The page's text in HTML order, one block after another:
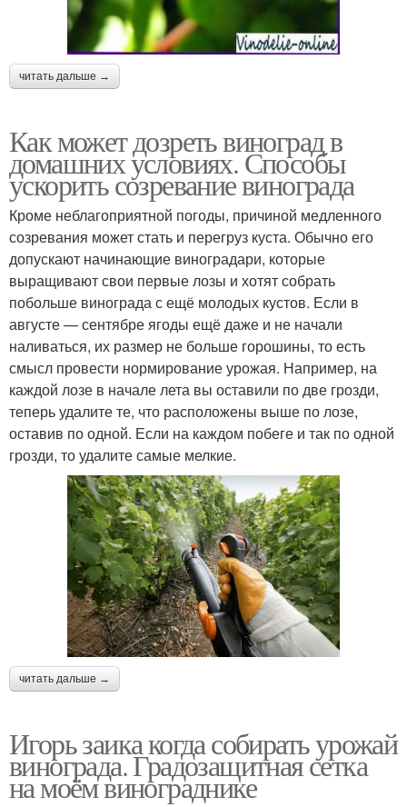
читать дальше →
Как может дозреть виноград в
домашних условиях. Способы
ускорить созревание винограда
Кроме неблагоприятной погоды, причиной медленного
созревания может стать и перегруз куста. Обычно его
допускают начинающие виноградари, которые
выращивают свои первые лозы и хотят собрать
побольше винограда с ещё молодых кустов. Если в
августе — сентябре ягоды ещё даже и не начали
наливаться, их размер не больше горошины, то есть
смысл провести нормирование урожая. Например, на
каждой лозе в начале лета вы оставили по две грозди,
теперь удалите те, что расположены выше по лозе,
оставив по одной. Если на каждом побеге и так по одной
грозди, то удалите самые мелкие.
читать дальше →
Игорь заика когда собирать урожай
винограда. Градозащитная сетка
на моём винограднике